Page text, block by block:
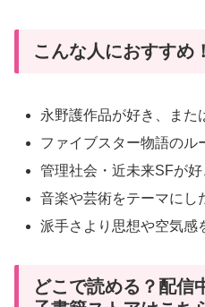
こんな人におすすめ！
永野護作品が好き、また
ファイブスター物語のル
管理社会・近未来SFが好
音楽や芸術をテーマにし
派手さより思想や空気感
どこで読める？配信